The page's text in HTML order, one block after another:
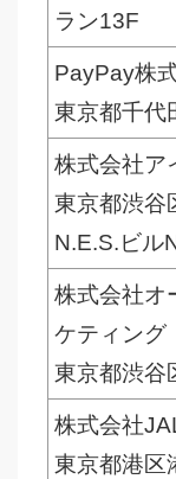
ラン13F
PayPay株
東京都千代
株式会社ア
東京都渋谷
N.E.S.ビル
株式会社オ
ケティング
東京都渋谷
株式会社
東京都港区